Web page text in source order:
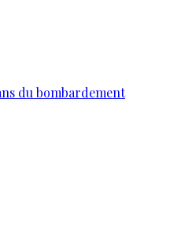
du bombardement